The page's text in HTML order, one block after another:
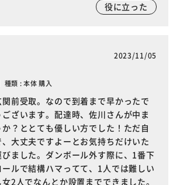
役に立った
2023/11/05
種類 : 本体 購入
前受取。なので到着まで早かったで
ざいます。配達時、佐川さんが中ま
？ととても優しい方でした！ただ自
大丈夫ですよーとお気持ちだけいた
ました。ダンボール外す際に、1番下
ルで結構ハマってて、1人では難しい
2人でなんとか設置までできました。